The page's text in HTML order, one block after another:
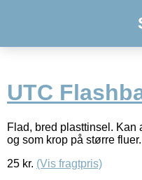
UTC
Flad, bred plasttinsel.
og som krop på større fluer.
25 kr. (Vis fragtpris)